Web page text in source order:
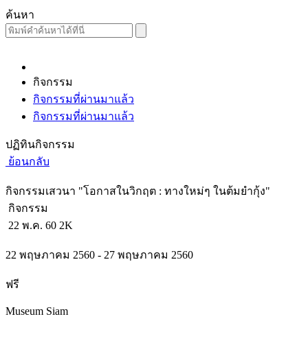
ค้นหา
กิจกรรม
กิจกรรมที่ผ่านมาแล้ว
กิจกรรมที่ผ่านมาแล้ว
ปฏิทินกิจกรรม
ย้อนกลับ
กิจกรรมเสวนา "โอกาสในวิกฤต : ทางใหม่ๆ ในต้มยำกุ้ง"
กิจกรรม
22 พ.ค. 60 2K
22 พฤษภาคม 2560 - 27 พฤษภาคม 2560
ฟรี
Museum Siam